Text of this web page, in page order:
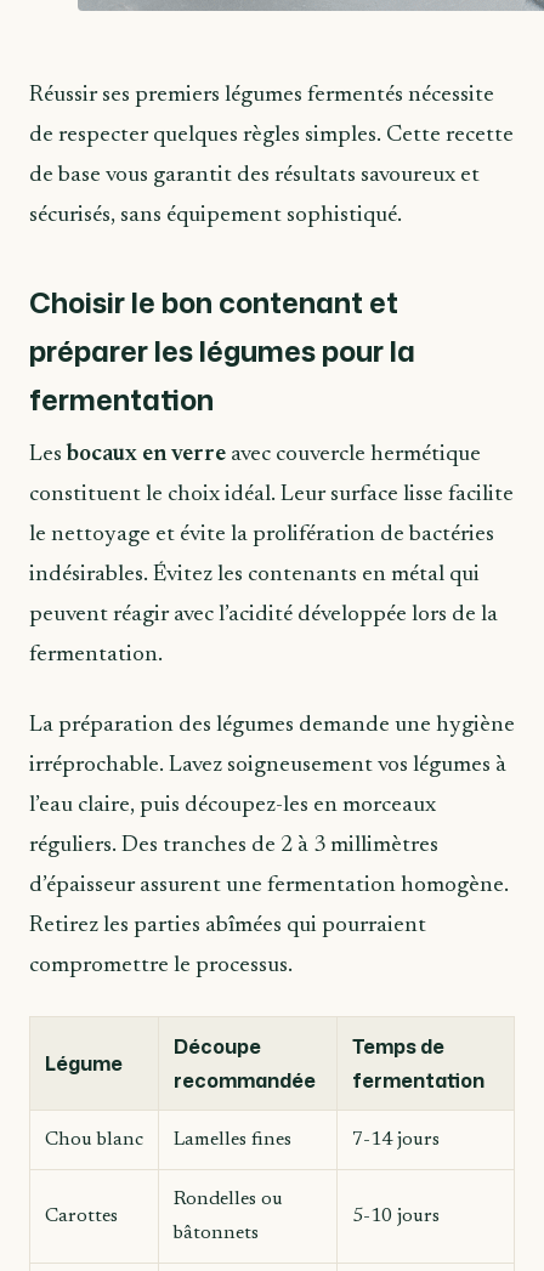
Réussir ses premiers légumes fermentés nécessite
de respecter quelques règles simples. Cette recette
de base vous garantit des résultats savoureux et
sécurisés, sans équipement sophistiqué.
Choisir le bon contenant et
préparer les légumes pour la
fermentation
Les bocaux en verre avec couvercle hermétique
constituent le choix idéal. Leur surface lisse facilite
le nettoyage et évite la prolifération de bactéries
indésirables. Évitez les contenants en métal qui
peuvent réagir avec l’acidité développée lors de la
fermentation.
La préparation des légumes demande une hygiène
irréprochable. Lavez soigneusement vos légumes à
l’eau claire, puis découpez-les en morceaux
réguliers. Des tranches de 2 à 3 millimètres
d’épaisseur assurent une fermentation homogène.
Retirez les parties abîmées qui pourraient
compromettre le processus.
Légume
Découpe
recommandée
Temps de
fermentation
Chou blanc Lamelles fines 7-14 jours
Carottes
Rondelles ou
bâtonnets
5-10 jours